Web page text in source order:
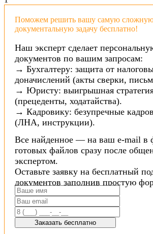
Поможем решить вашу самую
документальную задачу бесплатно!
Наш эксперт сделает
документов по вашим запросам:
→ Бухгалтеру: защита от
доначислений (акты сверки,
→ Юристу: выигрышная
(прецеденты, ходатайства).
→ Кадровику: безупречные
(ЛНА, инструкции).
Все найденное — на ваш e-mail в
готовых файлов сразу после
экспертом.
Оставьте заявку на бесплатный
документов заполнив простую
Заказать бесплатно